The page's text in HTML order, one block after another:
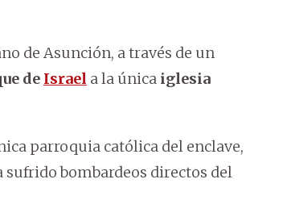
de Asunción, a través de un
de Israel a la única iglesia
parroquia católica del enclave,
sufrido bombardeos directos del